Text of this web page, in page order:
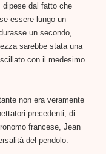
dipese dal fatto che
essere lungo un
un secondo,
sarebbe stata una
con il medesimo
non era veramente
precedenti, di
francese, Jean
del pendolo.